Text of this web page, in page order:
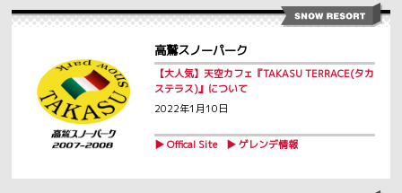
高鷲スノーパーク
【大人気】天空カフェ『TAKASU TERRACE(タカ
ステラス)』について
2022年1月10日
▶ Offical Site ▶ ゲレンデ情報